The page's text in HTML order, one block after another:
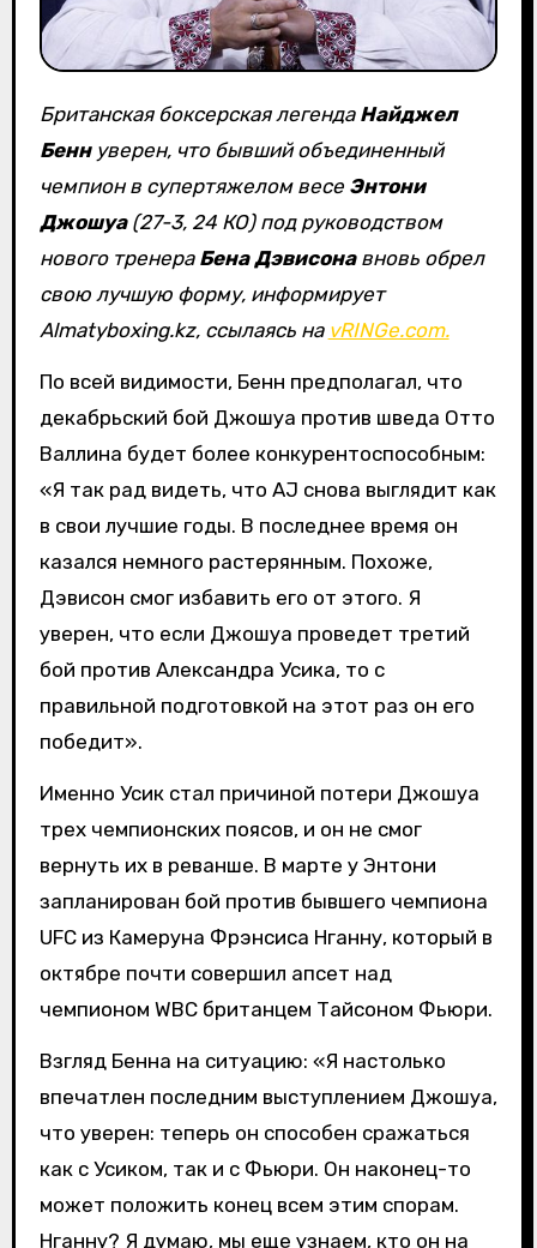
Британская боксерская легенда Найджел
Беннуверен, что бывший объединенный
чемпион в супертяжелом весе Энтони
Джошуа(27-3, 24 КО) под руководством
нового тренера Бена Дэвисонавновь обрел
свою лучшую форму, информирует
Almatyboxing.kz, ссылаясь на vRINGe.com.
По всей видимости, Бенн предполагал, что
декабрьский бой Джошуа против шведа Отто
Валлина будет более конкурентоспособным:
«Я так рад видеть, что AJ снова выглядит как
в свои лучшие годы. В последнее время он
казался немного растерянным. Похоже,
Дэвисон смог избавить его от этого. Я
уверен, что если Джошуа проведет третий
бой против Александра Усика, то с
правильной подготовкой на этот раз он его
победит».
Именно Усик стал причиной потери Джошуа
трех чемпионских поясов, и он не смог
вернуть их в реванше. В марте у Энтони
запланирован бой против бывшего чемпиона
UFC из Камеруна Фрэнсиса Нганну, который в
октябре почти совершил апсет над
чемпионом WBC британцем Тайсоном Фьюри.
Взгляд Бенна на ситуацию: «Я настолько
впечатлен последним выступлением Джошуа,
что уверен: теперь он способен сражаться
как с Усиком, так и с Фьюри. Он наконец-то
может положить конец всем этим спорам.
Нганну? Я думаю, мы еще узнаем, кто он на